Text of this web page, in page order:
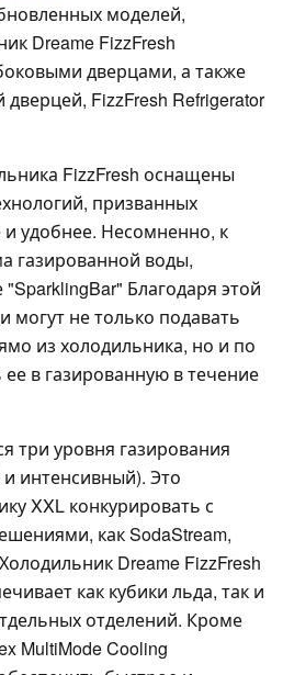
моделей,
Dreame FizzFresh
дверцами, а также
FizzFresh Refrigerator
FizzFresh оснащены
призванных
удобнее. Несомненно, к
газированной воды,
Благодаря этой
могут не только подавать
из холодильника, но и по
в газированную в течение
три уровня газирования
и интенсивный). Это
XXL конкурировать с
как SodaStream,
Dreame FizzFresh
как кубики льда, так и
отделений. Кроме
MultiMode Cooling